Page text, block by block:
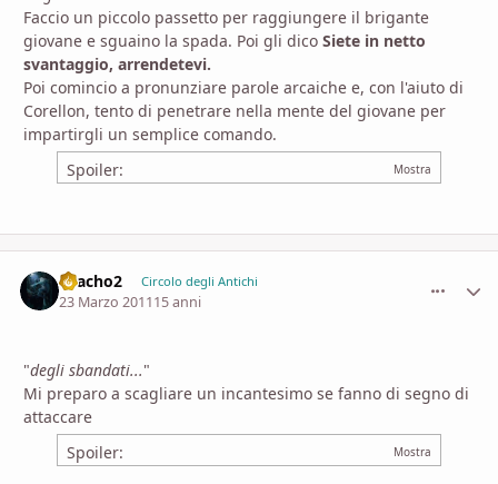
Faccio un piccolo passetto per raggiungere il brigante
giovane e sguaino la spada. Poi gli dico Siete in netto
svantaggio, arrendetevi.
Poi comincio a pronunziare parole arcaiche e, con l'aiuto di
Corellon, tento di penetrare nella mente del giovane per
impartirgli un semplice comando.
Spoiler:
chacho2 Circolo degli Antichi
23 Marzo 201115 anni
"degli sbandati..."
Mi preparo a scagliare un incantesimo se fanno di segno di
attaccare
Spoiler: